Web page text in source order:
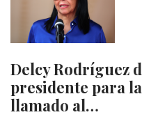
Delcy Rodríguez
presidente para
llamado al…